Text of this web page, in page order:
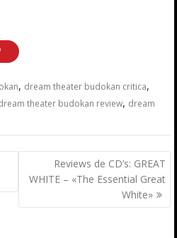
, dream theater budokan critica,
theater budokan review, dream
Reviews de CD’s: GREAT
WHITE – «The Essential Great
White»